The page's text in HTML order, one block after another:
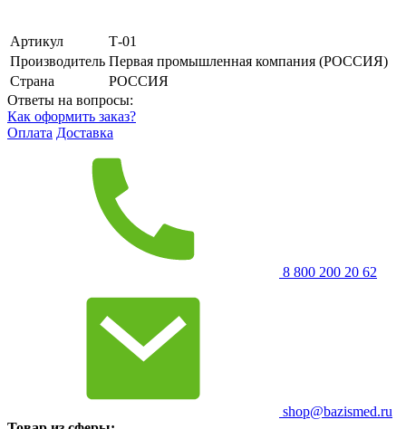
Артикул
Т-01
Производитель Первая промышленная компания (РОССИЯ)
Страна
РОССИЯ
Ответы на вопросы:
Как оформить заказ?
Оплата Доставка
8 800 200 20 62
shop@bazismed.ru